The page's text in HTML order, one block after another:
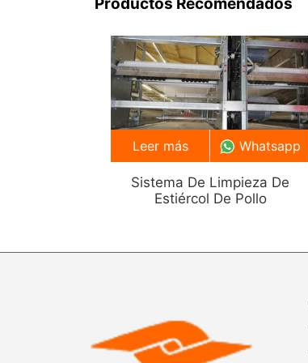
Productos Recomendados
Sistema De Limpieza De
Estiércol De Pollo
Leer más Whatsapp